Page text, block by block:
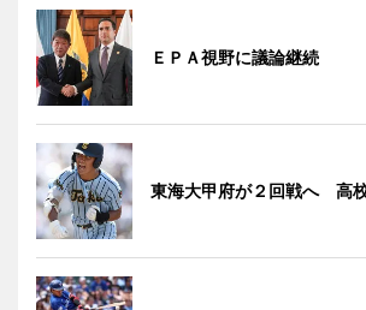
ＥＰＡ視野に議論継続
東海大甲府が２回戦へ 高